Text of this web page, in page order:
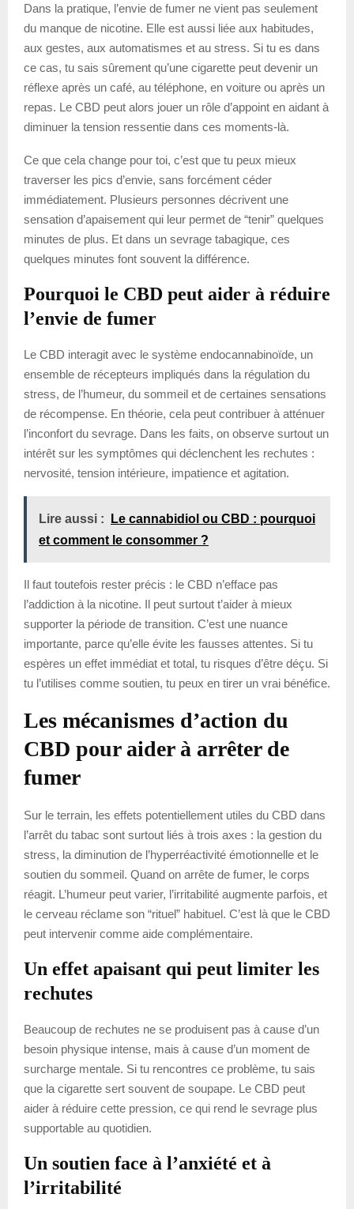
Dans la pratique, l’envie de fumer ne vient pas seulement
du manque de nicotine. Elle est aussi liée aux habitudes,
aux gestes, aux automatismes et au stress. Si tu es dans
ce cas, tu sais sûrement qu’une cigarette peut devenir un
réflexe après un café, au téléphone, en voiture ou après un
repas. Le CBD peut alors jouer un rôle d’appoint en aidant à
diminuer la tension ressentie dans ces moments-là.
Ce que cela change pour toi, c’est que tu peux mieux
traverser les pics d’envie, sans forcément céder
immédiatement. Plusieurs personnes décrivent une
sensation d’apaisement qui leur permet de “tenir” quelques
minutes de plus. Et dans un sevrage tabagique, ces
quelques minutes font souvent la différence.
Pourquoi le CBD peut aider à réduire
l’envie de fumer
Le CBD interagit avec le système endocannabinoïde, un
ensemble de récepteurs impliqués dans la régulation du
stress, de l’humeur, du sommeil et de certaines sensations
de récompense. En théorie, cela peut contribuer à atténuer
l’inconfort du sevrage. Dans les faits, on observe surtout un
intérêt sur les symptômes qui déclenchent les rechutes :
nervosité, tension intérieure, impatience et agitation.
Lire aussi :
Le cannabidiol ou CBD : pourquoi
et comment le consommer ?
Il faut toutefois rester précis : le CBD n’efface pas
l’addiction à la nicotine. Il peut surtout t’aider à mieux
supporter la période de transition. C’est une nuance
importante, parce qu’elle évite les fausses attentes. Si tu
espères un effet immédiat et total, tu risques d’être déçu. Si
tu l’utilises comme soutien, tu peux en tirer un vrai bénéfice.
Les mécanismes d’action du
CBD pour aider à arrêter de
fumer
Sur le terrain, les effets potentiellement utiles du CBD dans
l’arrêt du tabac sont surtout liés à trois axes : la gestion du
stress, la diminution de l’hyperréactivité émotionnelle et le
soutien du sommeil. Quand on arrête de fumer, le corps
réagit. L’humeur peut varier, l’irritabilité augmente parfois, et
le cerveau réclame son “rituel” habituel. C’est là que le CBD
peut intervenir comme aide complémentaire.
Un effet apaisant qui peut limiter les
rechutes
Beaucoup de rechutes ne se produisent pas à cause d’un
besoin physique intense, mais à cause d’un moment de
surcharge mentale. Si tu rencontres ce problème, tu sais
que la cigarette sert souvent de soupape. Le CBD peut
aider à réduire cette pression, ce qui rend le sevrage plus
supportable au quotidien.
Un soutien face à l’anxiété et à
l’irritabilité